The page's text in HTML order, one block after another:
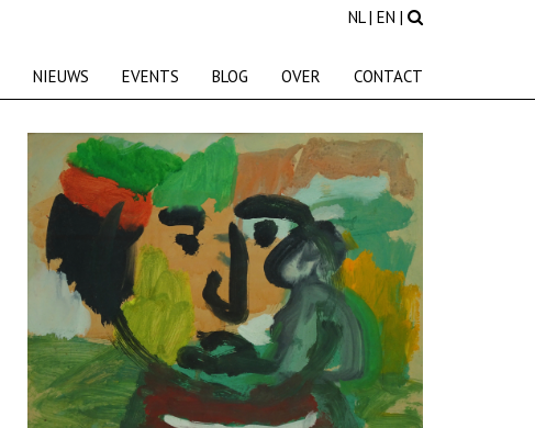
NL| EN |
NIEUWS EVENTS BLOG OVER CONTACT